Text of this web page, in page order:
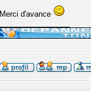
Merci d'avance